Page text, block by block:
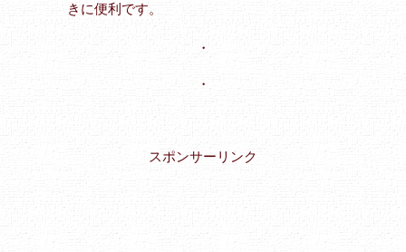
きに便利です。
・
・
スポンサーリンク